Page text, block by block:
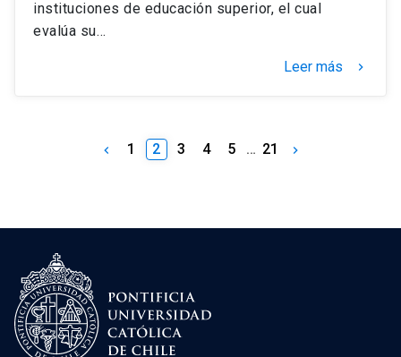
instituciones de educación superior, el cual
evalúa su…
Leer más keyboard_arrow_right
keyboard_arrow_left 1 2 3 4 5 … 21 keyboard_arrow_right